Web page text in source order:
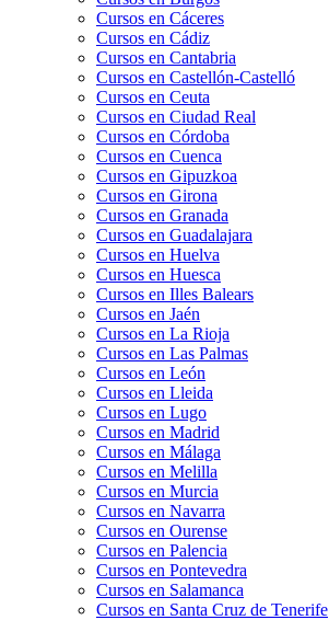
Cursos en Cáceres
Cursos en Cádiz
Cursos en Cantabria
Cursos en Castellón-Castelló
Cursos en Ceuta
Cursos en Ciudad Real
Cursos en Córdoba
Cursos en Cuenca
Cursos en Gipuzkoa
Cursos en Girona
Cursos en Granada
Cursos en Guadalajara
Cursos en Huelva
Cursos en Huesca
Cursos en Illes Balears
Cursos en Jaén
Cursos en La Rioja
Cursos en Las Palmas
Cursos en León
Cursos en Lleida
Cursos en Lugo
Cursos en Madrid
Cursos en Málaga
Cursos en Melilla
Cursos en Murcia
Cursos en Navarra
Cursos en Ourense
Cursos en Palencia
Cursos en Pontevedra
Cursos en Salamanca
Cursos en Santa Cruz de Tenerife